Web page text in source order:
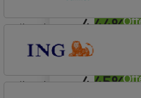
4,44%
lineair
4,45%
Basis
lineair